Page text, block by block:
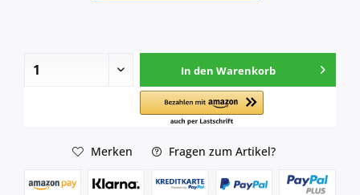
In den Warenkorb
Merken Fragen zum Artikel?